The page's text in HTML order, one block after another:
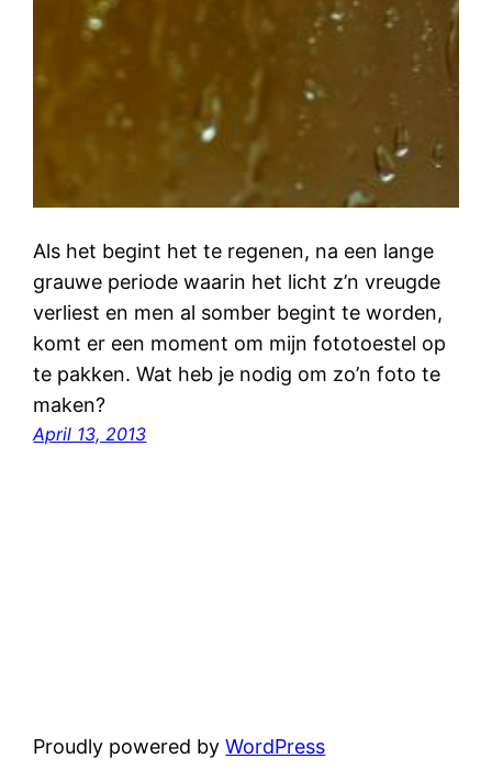
Als het begint het te regenen, na een lange
grauwe periode waarin het licht z’n vreugde
verliest en men al somber begint te worden,
komt er een moment om mijn fototoestel op
te pakken. Wat heb je nodig om zo’n foto te
maken?
April 13, 2013
Proudly powered byWordPress